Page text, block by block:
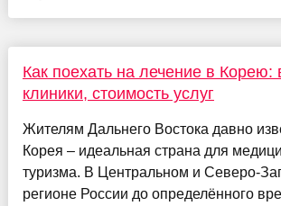
Как поехать на лечение в Корею:
клиники, стоимость услуг
Жителям Дальнего Востока давно
Корея – идеальная страна для
туризма. В Центральном и Северо-
регионе России до определённого